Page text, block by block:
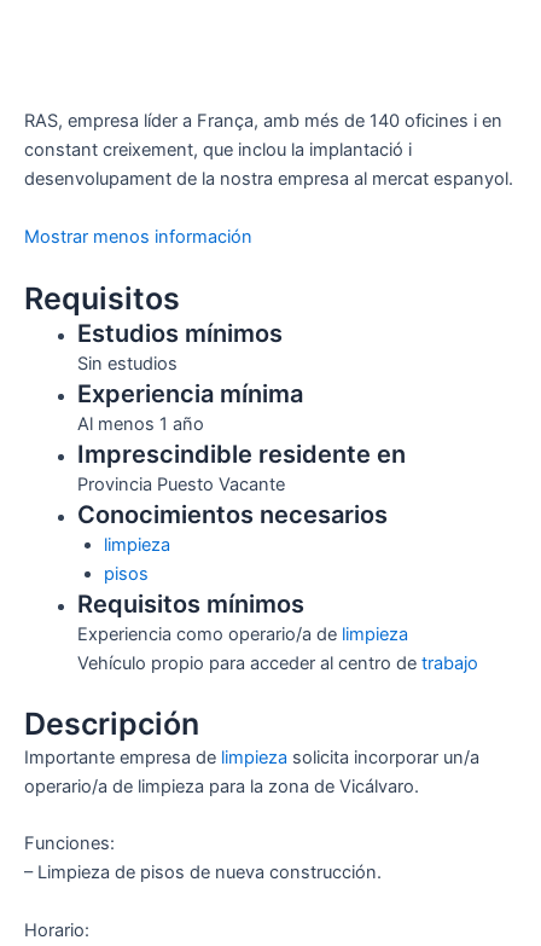
RAS, empresa líder a França, amb més de 140 oficines i en
constant creixement, que inclou la implantació i
desenvolupament de la nostra empresa al mercat espanyol.
Mostrar menos información
Requisitos
Estudios mínimos
Sin estudios
Experiencia mínima
Al menos 1 año
Imprescindible residente en
Provincia Puesto Vacante
Conocimientos necesarios
limpieza
pisos
Requisitos mínimos
Experiencia como operario/a de limpieza
Vehículo propio para acceder al centro de trabajo
Descripción
Importante empresa de limpieza solicita incorporar un/a
operario/a de limpieza para la zona de Vicálvaro.
Funciones:
– Limpieza de pisos de nueva construcción.
Horario: